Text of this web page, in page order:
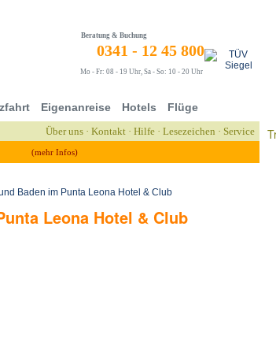
Beratung & Buchung
0341 - 12 45 800
Mo - Fr: 08 - 19 Uhr, Sa - So: 10 - 20 Uhr
Eigenanreise Hotels Flüge
Über uns · Kontakt · Hilfe · Lesezeichen · Service
(mehr Infos)
Baden im Punta Leona Hotel & Club
Leona Hotel & Club